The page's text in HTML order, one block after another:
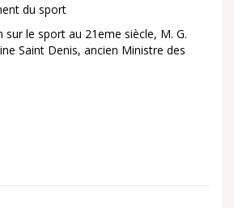
du sport
sur le sport au 21eme siècle, M. G.
Saint Denis, ancien Ministre des